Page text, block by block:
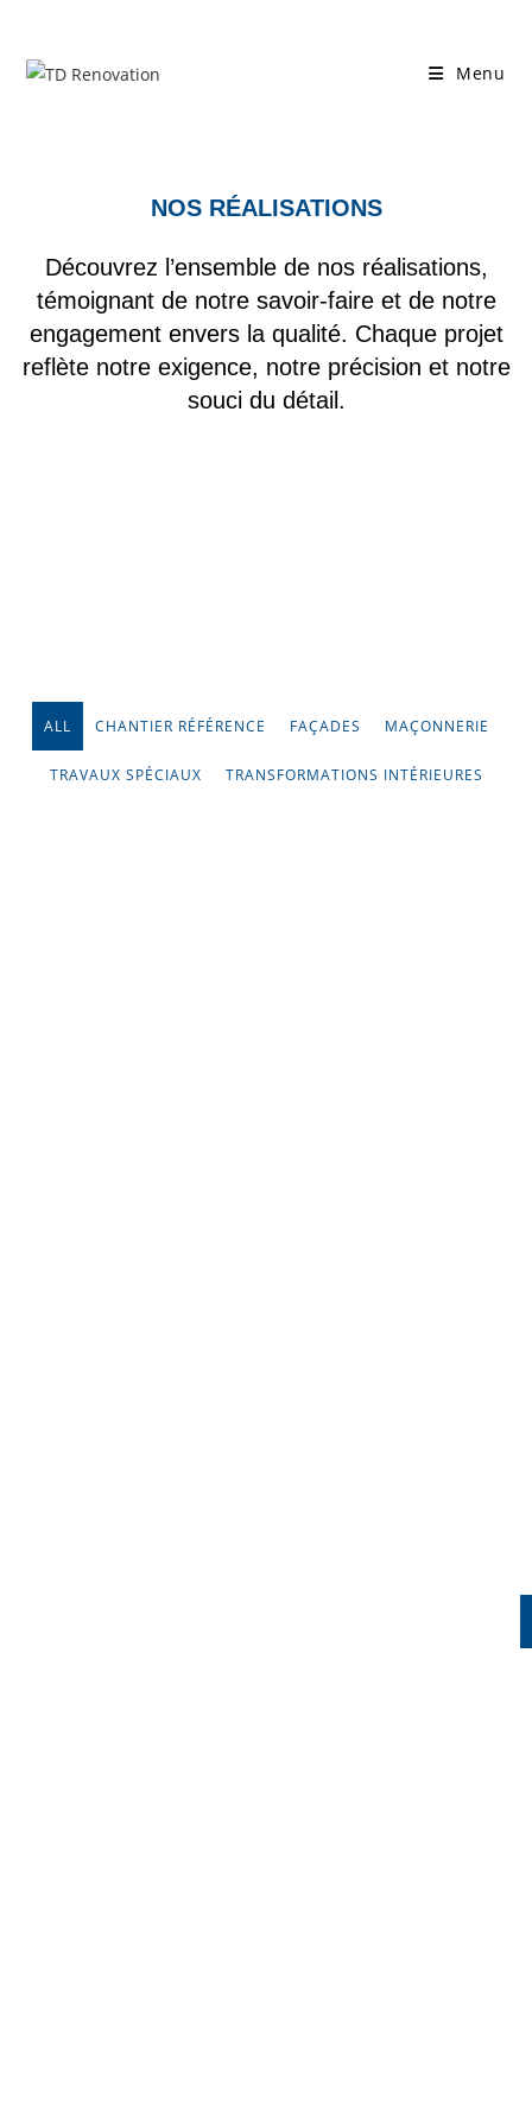
Menu
NOS RÉALISATIONS
Découvrez l’ensemble de nos réalisations,
témoignant de notre savoir-faire et de notre
engagement envers la qualité. Chaque projet
reflète notre exigence, notre précision et notre
souci du détail.
ALL CHANTIER RÉFÉRENCE FAÇADES MAÇONNERIE
TRAVAUX SPÉCIAUX TRANSFORMATIONS INTÉRIEURES